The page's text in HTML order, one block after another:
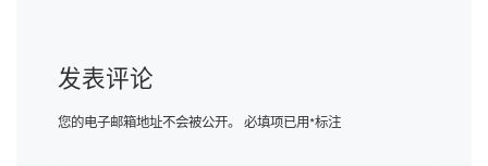
发表评论
您的电子邮箱地址不会被公开。 必填项已用*标注